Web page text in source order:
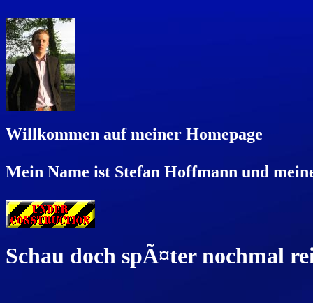
Willkommen auf meiner Homepage
Mein Name ist Stefan Hoffmann und
Schau doch spÃ¤ter nochmal